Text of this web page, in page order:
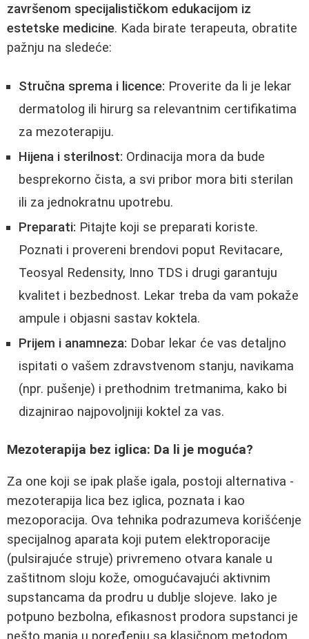
završenom specijalističkom edukacijom iz
estetske medicine. Kada birate terapeuta, obratite
pažnju na sledeće:
Stručna sprema i licence: Proverite da li je lekar
dermatolog ili hirurg sa relevantnim certifikatima
za mezoterapiju.
Hijena i sterilnost: Ordinacija mora da bude
besprekorno čista, a svi pribor mora biti sterilan
ili za jednokratnu upotrebu.
Preparati: Pitajte koji se preparati koriste.
Poznati i provereni brendovi poput Revitacare,
Teosyal Redensity, Inno TDS i drugi garantuju
kvalitet i bezbednost. Lekar treba da vam pokaže
ampule i objasni sastav koktela.
Prijem i anamneza: Dobar lekar će vas detaljno
ispitati o vašem zdravstvenom stanju, navikama
(npr. pušenje) i prethodnim tretmanima, kako bi
dizajnirao najpovoljniji koktel za vas.
Mezoterapija bez iglica: Da li je moguća?
Za one koji se ipak plaše igala, postoji alternativa -
mezoterapija lica bez iglica, poznata i kao
mezoporacija. Ova tehnika podrazumeva korišćenje
specijalnog aparata koji putem elektroporacije
(pulsirajuće struje) privremeno otvara kanale u
zaštitnom sloju kože, omogućavajući aktivnim
supstancama da prodru u dublje slojeve. Iako je
potpuno bezbolna, efikasnost prodora supstanci je